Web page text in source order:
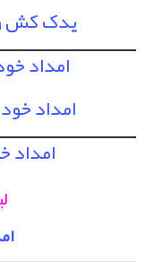
یدک کش و
امداد
امداد
امداد